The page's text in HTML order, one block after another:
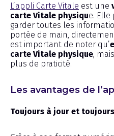
L’appli Carte Vitale est une
carte Vitale physique.
garder toutes les
portée de main,
est important de noter qu’
carte Vitale physique ,
plus de praticité.
Les avantages de
Toujours à jour et